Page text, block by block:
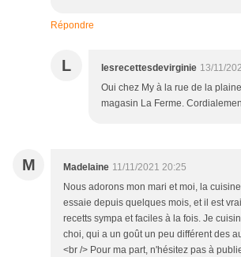
Répondre
L lesrecettesdevirginie 13/11/
Oui chez My à la rue de la
magasin La Ferme.
M Madelaine 11/11/2021 20:25
Nous adorons mon mari et moi, la
essaie depuis quelques mois, et il est
recetts sympa et faciles à la fois. Je
choi, qui a un goût un peu différent des
<br /> Pour ma part, n'hésitez pas à